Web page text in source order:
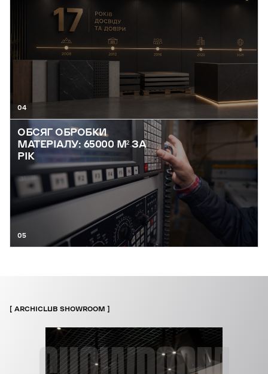
04
ОБСЯГ ОБРОБКИ
МАТЕРІАЛУ: 65000 М² ЗА
РІК
05
ARCHICLUB SHOWROOM